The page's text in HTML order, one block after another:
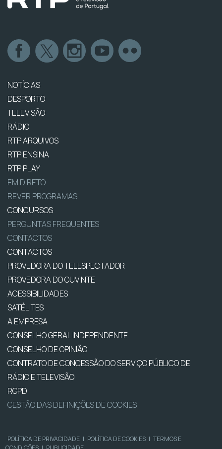
NOTÍCIAS
DESPORTO
TELEVISÃO
RÁDIO
RTP ARQUIVOS
RTP ENSINA
RTP PLAY
EM DIRETO
REVER PROGRAMAS
CONCURSOS
PERGUNTAS FREQUENTES
CONTACTOS
CONTACTOS
PROVEDORA DO TELESPECTADOR
PROVEDORA DO OUVINTE
ACESSIBILIDADES
SATÉLITES
A EMPRESA
CONSELHO GERAL INDEPENDENTE
CONSELHO DE OPINIÃO
CONTRATO DE CONCESSÃO DO SERVIÇO PÚBLICO DE
RÁDIO E TELEVISÃO
RGPD
GESTÃO DAS DEFINIÇÕES DE COOKIES
POLÍTICA DE PRIVACIDADE | POLÍTICA DE COOKIES | TERMOS E